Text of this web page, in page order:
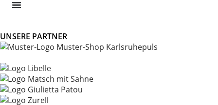
Skip
UNSERE PARTNER